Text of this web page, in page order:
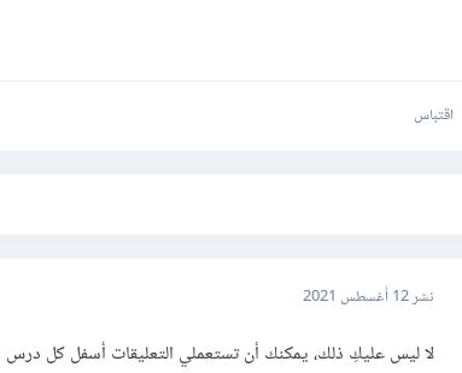
اقتباس
نشر12 أغسطس 2021
لا ليس عليكِ ذلك، يمكنك أن تستعملي التعليقات أسفل كل